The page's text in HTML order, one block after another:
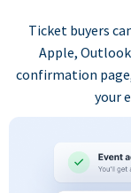
Ticket buyers
Apple,
confirmation
your